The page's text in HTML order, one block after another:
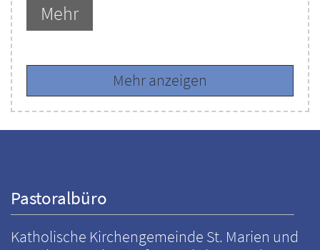
Mehr
Mehr anzeigen
Pastoralbüro
Katholische Kirchengemeinde St. Marien und